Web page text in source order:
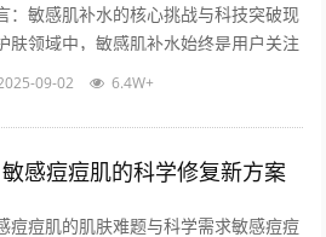
：敏感肌补水的核心挑战与科技突破现
肤领域中，敏感肌补水始终是用户关注
心需求，由于角质层薄、屏障功能弱，
09-02 6.4W+
感痘痘肌的科学修复新方案
痘痘肌的肌肤难题与科学需求敏感痘痘